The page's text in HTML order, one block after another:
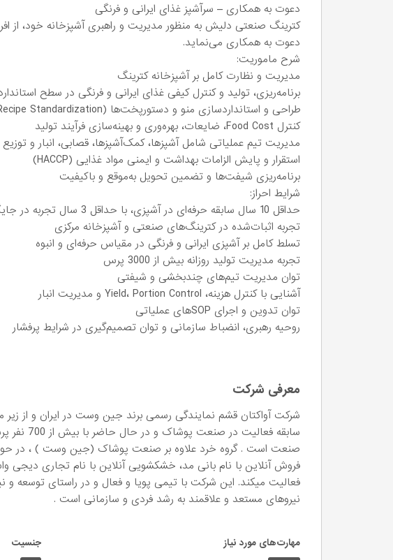
دعوت به همکاری – سرآشپز غذای ایرانی و فرنگی
کترینگ صنعتی دلیش به منظور مدیریت و راهبری آشپزخانه خود، از
دعوت به همکاری می‌نماید.
شرح ماموریت:
مدیریت و نظارت کامل بر آشپزخانه کترینگ
برنامه‌ریزی، تولید و کنترل کیفی غذای ایرانی و فرنگی در سطح
طراحی و استانداردسازی منو و دستورپخت‌ها (Recipe Standardization)
کنترل Food Cost، ضایعات، بهره‌وری و بهینه‌سازی فرآیند تولید
مدیریت تیم عملیاتی شامل آشپزها، کمک‌آشپزها، قصابی، انبار و توزیع
استقرار و پایش الزامات بهداشت و ایمنی مواد غذایی (HACCP)
برنامه‌ریزی شیفت‌ها و تضمین تحویل به‌موقع و باکیفیت
شرایط احراز:
حداقل 10 سال سابقه حرفه‌ای در آشپزی، با حداقل 3 سال تجربه در جایگاه Head Chef / Executive Chef
تجربه اثبات‌شده در کترینگ‌های صنعتی و آشپزخانه مرکزی
تسلط کامل بر آشپزی ایرانی و فرنگی در مقیاس حرفه‌ای و انبوه
تجربه مدیریت تولید روزانه بیش از 3000 پرس
توان مدیریت تیم‌های چندبخشی و شیفتی
آشنایی با کنترل هزینه، Yield، Portion Control و مدیریت انبار
توان تدوین و اجرای SOPهای عملیاتی
روحیه رهبری، انضباط سازمانی و توان تصمیم‌گیری در شرایط پرفشار
معرفی شرکت
سابقه
صنعت است . گروه خرد علاوه بر صنعت پوشاک (جین وست ) ، در حوزه
فروش آنلاین با نام بانی مد، خشکشویی آنلاین با نام تجاری دیجی
فعالیت میکند. این شرکت با تیمی پویا و فعال و در راستای توسعه و
نیروهای مستعد و علاقمند به رشد فردی و سازمانی است .
مهارت‌های مورد نیاز جنسیت